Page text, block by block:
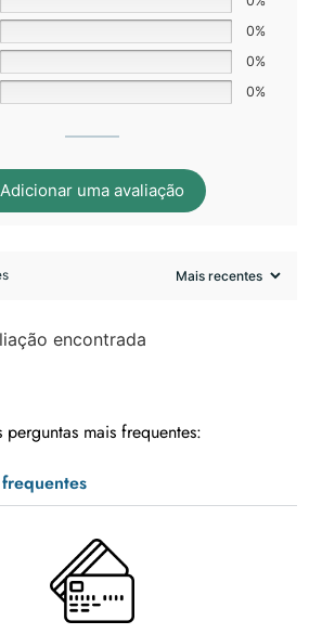
0%
0%
0%
Adicionar uma avaliação
encontrada
perguntas mais frequentes: